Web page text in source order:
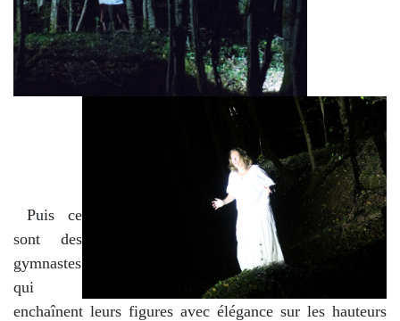
Puis ce
sont des
gymnastes
qui
enchaînent leurs figures avec élégance sur les hauteurs